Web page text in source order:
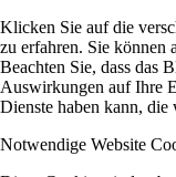
Klicken Sie auf die
zu erfahren. Sie können
Beachten Sie, dass das
Auswirkungen auf Ihre
Dienste haben kann, die
Notwendige Website